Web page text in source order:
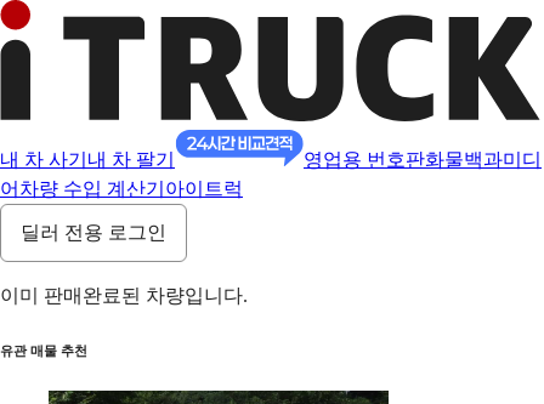
내 차 사기 내 차 팔기 영업용 번호판화물백과미디
어 차량 수입 계산기 아이트럭
딜러 전용 로그인
이미 판매완료된 차량입니다.
유관 매물 추천